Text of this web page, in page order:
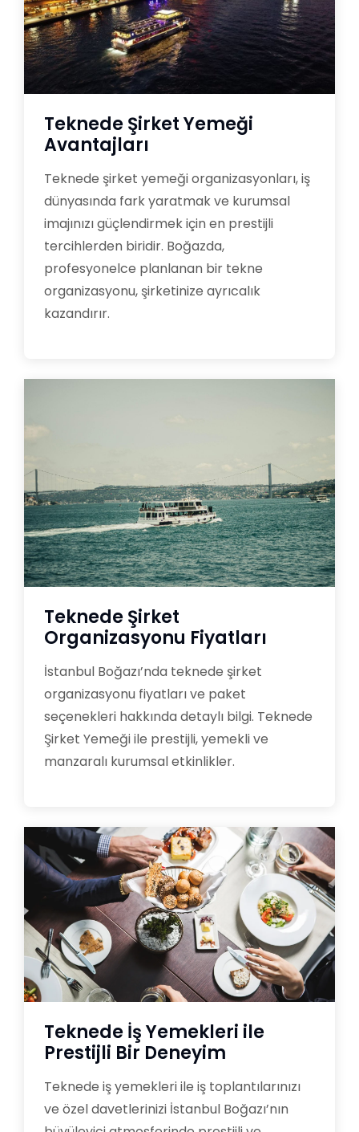
Teknede Şirket Yemeği
Avantajları
Teknede şirket yemeği organizasyonları, iş
dünyasında fark yaratmak ve kurumsal
imajınızı güçlendirmek için en prestijli
tercihlerden biridir. Boğazda,
profesyonelce planlanan bir tekne
organizasyonu, şirketinize ayrıcalık
kazandırır.
Teknede Şirket
Organizasyonu Fiyatları
İstanbul Boğazı’nda teknede şirket
organizasyonu fiyatları ve paket
seçenekleri hakkında detaylı bilgi. Teknede
Şirket Yemeği ile prestijli, yemekli ve
manzaralı kurumsal etkinlikler.
Teknede İş Yemekleri ile
Prestijli Bir Deneyim
Teknede iş yemekleri ile iş toplantılarınızı
ve özel davetlerinizi İstanbul Boğazı’nın